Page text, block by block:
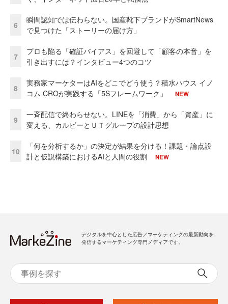
6
瞬間認知では伝わらない。国産靴下ブランドがSmartNews
で見つけた「ストーリーの届け方」
7
プロも陥る「確証バイアス」を回避して「顧客の本音」を
引き出すには？インタビュー4つのコツ
8
実務家マーケターはAIをどこでどう使う？積水ハウス イノ
コム CROが実践する「5Sフレームワーク」
NEW
9
一斉配信で終わらせない。LINEを「消費」から「資産」に
変える、カルビーとＵＴグループの設計思想
10
「何を分析するか」の決定が結果を分ける！課題・論点設
計と仮説構築におけるAIと人間の役割
NEW
デジタルを中心とした広告／マーケティングの最新動向を
発信するマーケティング専門メディアです。